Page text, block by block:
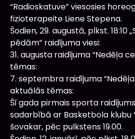
“Radioskatuve” viesosies
fizioterapeite Liene Stepena.
Šodien, 29. augustā, plkst. 18:10
pēdām” raidījuma viesi:
31. augusta raidījuma “Nedēļa
tēmas:
7. septembra raidījuma
aktuālās tēmas:
Šī gada pirmais sporta
sadarbībā ar Basketbola klubu
šovakar, pēc pulkstens 19.00.